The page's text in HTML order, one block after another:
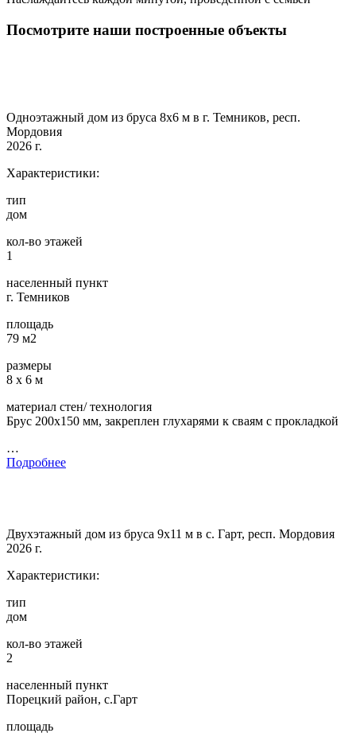
Посмотрите наши построенные объекты
Одноэтажный дом из бруса 8х6 м в г. Темников, респ.
Мордовия
2026 г.
Характеристики:
тип
дом
кол-во этажей
1
населенный пункт
г. Темников
площадь
79 м2
размеры
8 х 6 м
материал стен/ технология
Брус 200х150 мм, закреплен глухарями к сваям с прокладкой
…
Подробнее
Двухэтажный дом из бруса 9х11 м в с. Гарт, респ. Мордовия
2026 г.
Характеристики:
тип
дом
кол-во этажей
2
населенный пункт
Порецкий район, с.Гарт
площадь